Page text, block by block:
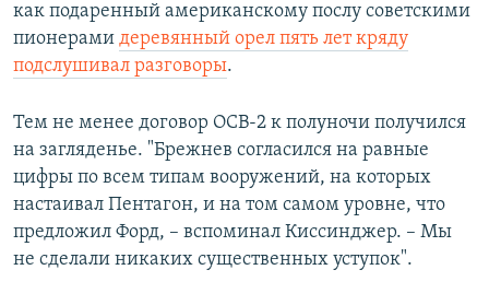
как подаренный американскому послу советскими
пионерами деревянный орел пять лет кряду
подслушивал разговоры.
Тем не менее договор ОСВ-2 к полуночи получился
на загляденье. "Брежнев согласился на равные
цифры по всем типам вооружений, на которых
настаивал Пентагон, и на том самом уровне, что
предложил Форд, – вспоминал Киссинджер. – Мы
не сделали никаких существенных уступок".